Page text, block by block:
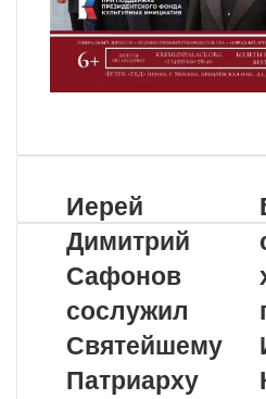
почте
Иерей
Димитрий
Сафонов
сослужил
Святейшему
Патриарху